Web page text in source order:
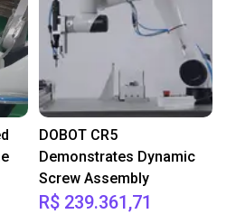
DOBOT CR5
Demonstrates Dynamic
Screw Assembly
R$ 239.361,71